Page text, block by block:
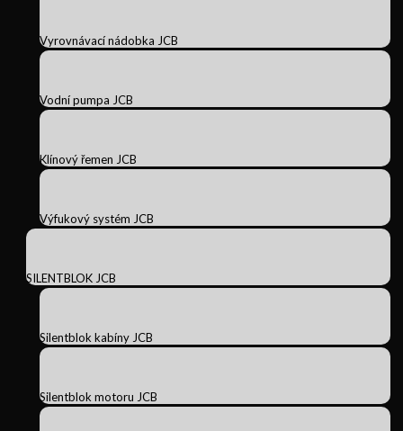
Vyrovnávací nádobka JCB
Vodní pumpa JCB
Klínový řemen JCB
Výfukový systém JCB
SILENTBLOK JCB
Silentblok kabíny JCB
Silentblok motoru JCB